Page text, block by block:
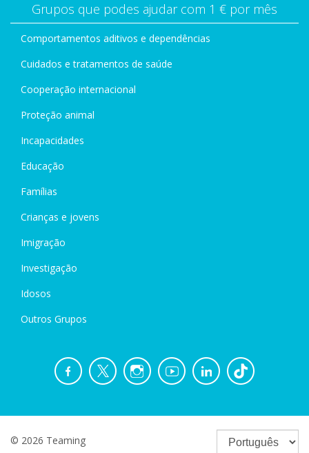
Grupos que podes ajudar com 1 € por mês
Comportamentos aditivos e dependências
Cuidados e tratamentos de saúde
Cooperação internacional
Proteção animal
Incapacidades
Educação
Famílias
Crianças e jovens
Imigração
Investigação
Idosos
Outros Grupos
© 2026 Teaming